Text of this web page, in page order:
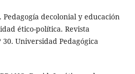
Pedagogía decolonial y educación
ético-política. Revista
30. Universidad Pedagógica